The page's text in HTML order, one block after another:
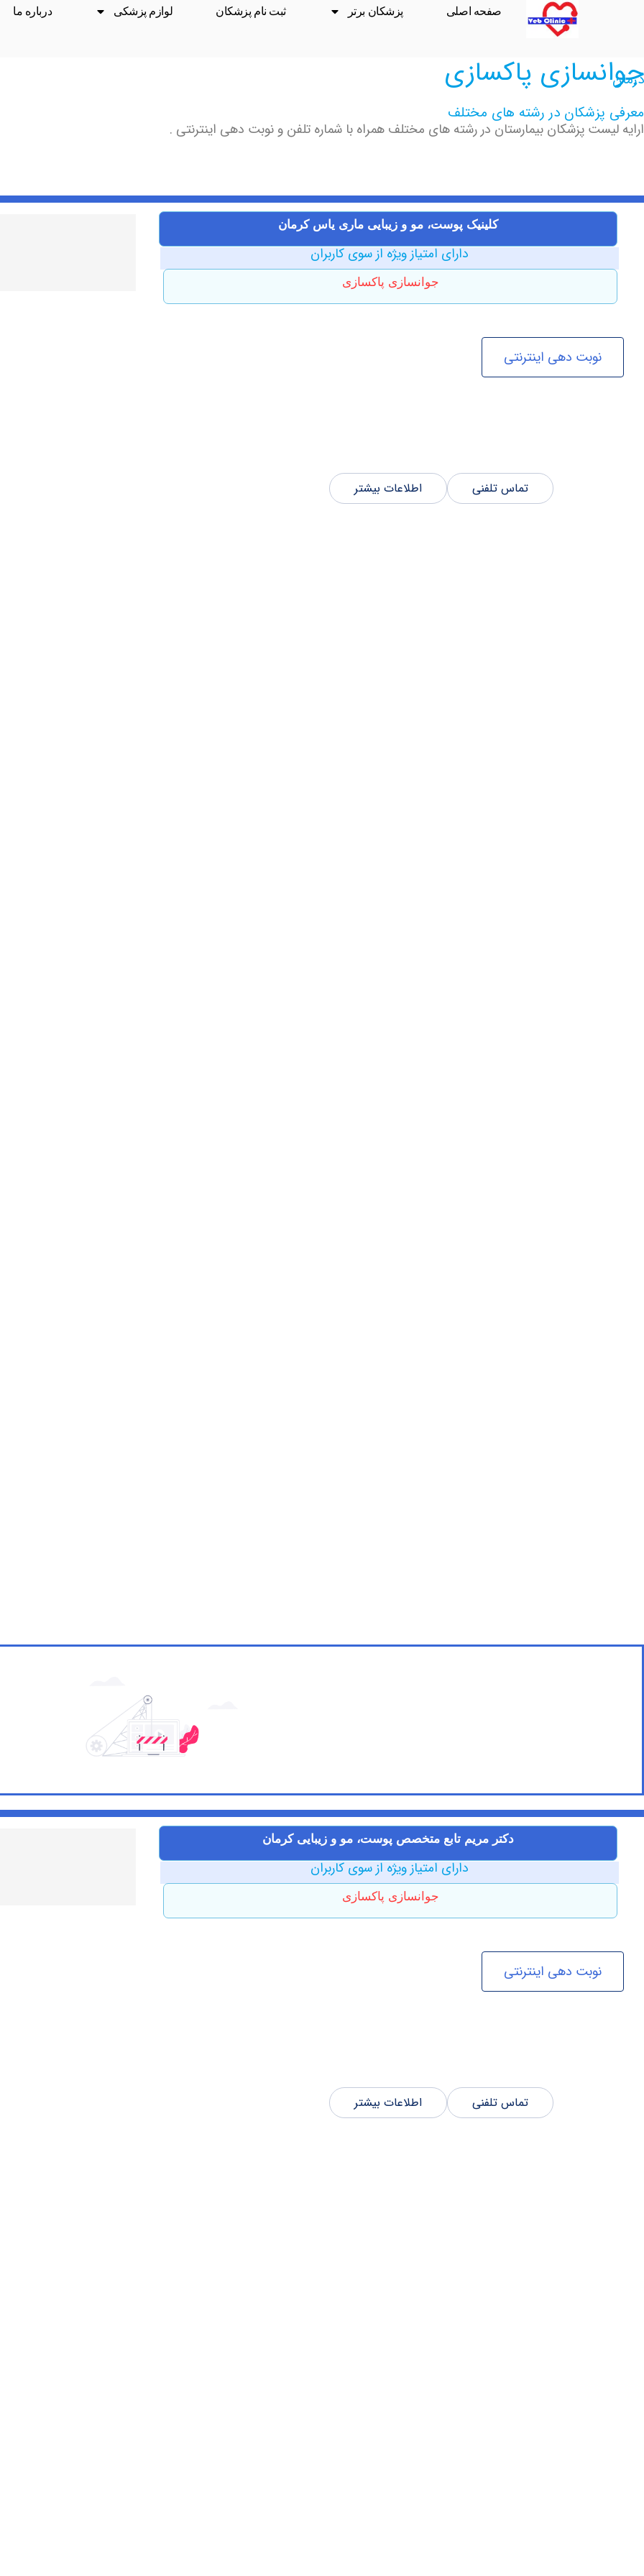
صفحه اصلی پزشکان برتر ثبت نام پزشکان لوازم پزشکی درباره ما
جوانسازی پاکسازی
درمان
معرفی پزشکان در رشته های مختلف
ارایه لیست پزشکان بیمارستان در رشته های مختلف همراه با شماره تلفن و نوبت دهی اینترنتی .
کلینیک پوست، مو و زیبایی ماری یاس کرمان
دارای امتیاز ویژه از سوی کاربران
جوانسازی پاکسازی
نوبت دهی اینترنتی
تماس تلفنی اطلاعات بیشتر
دکتر مریم تابع متخصص پوست، مو و زیبایی کرمان
دارای امتیاز ویژه از سوی کاربران
جوانسازی پاکسازی
نوبت دهی اینترنتی
تماس تلفنی اطلاعات بیشتر